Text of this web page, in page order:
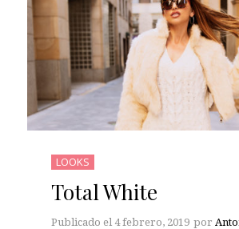
LOOKS
Total White
Publicado el 4 febrero, 2019 por